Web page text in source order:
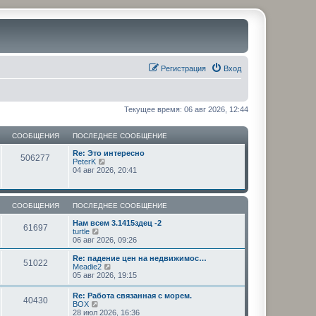
Вход
Регистрация
Текущее время: 06 авг 2026, 12:44
СООБЩЕНИЯ ПОСЛЕДНЕЕ СООБЩЕНИЕ
506277
Re: Это интересно
PeterK
е
й
т
к
п
о
с
е
д
н
е
м
с
04 авг 2026, 20:41
СООБЩЕНИЯ ПОСЛЕДНЕЕ СООБЩЕНИЕ
61697
Нам всем 3.1415здец -2
turtle
е
р
е
й
т
п
06 авг 2026, 09:26
51022
Re: падение цен на недвижимос…
Meadie2
е
й
т
05 авг 2026, 19:15
40430
Re: Работа связанная с морем.
BOX
е
28 июл 2026, 16:36